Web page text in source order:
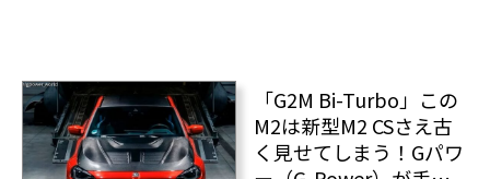
「G2M Bi-Turbo」この
M2は新型M2 CSさえ古
く見せてしまう！Gパワ